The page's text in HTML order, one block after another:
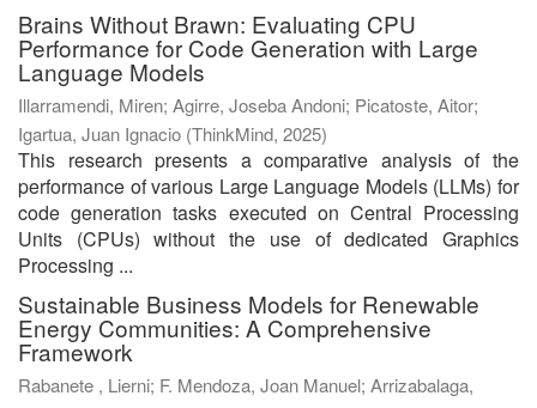
Brains Without Brawn: Evaluating CPU
Performance for Code Generation with Large
Language Models
Illarramendi, Miren; Agirre, Joseba Andoni; Picatoste, Aitor;
Igartua, Juan Ignacio (ThinkMind, 2025)
This research presents a comparative analysis of the
performance of various Large Language Models (LLMs) for
code generation tasks executed on Central Processing
Units (CPUs) without the use of dedicated Graphics
Processing ...
Sustainable Business Models for Renewable
Energy Communities: A Comprehensive
Framework
Rabanete , Lierni; F. Mendoza, Joan Manuel; Arrizabalaga,